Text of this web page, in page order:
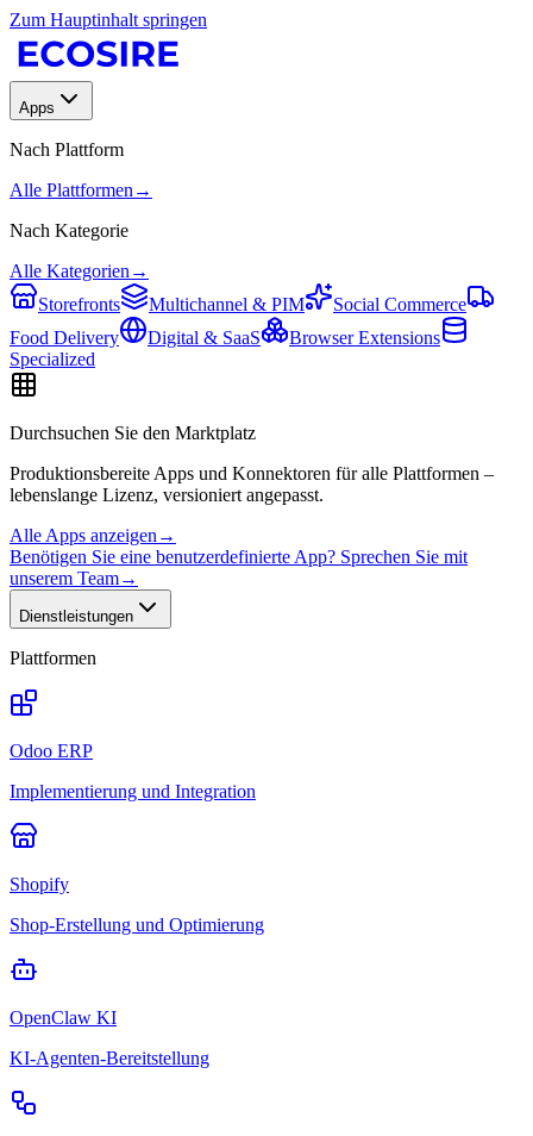
Zum Hauptinhalt springen
Apps
Nach Plattform
Alle Plattformen →
Nach Kategorie
Alle Kategorien →
Storefronts
Multichannel & PIM
Social Commerce
Food Delivery
Digital & SaaS
Browser Extensions
Specialized
Durchsuchen Sie den Marktplatz
Produktionsbereite Apps und Konnektoren für alle Plattformen –
lebenslange Lizenz, versioniert angepasst.
Alle Apps anzeigen →
Benötigen Sie eine benutzerdefinierte App? Sprechen Sie mit
unserem Team→
Dienstleistungen
Plattformen
Odoo ERP
Implementierung und Integration
Shopify
Shop-Erstellung und Optimierung
OpenClaw KI
KI-Agenten-Bereitstellung